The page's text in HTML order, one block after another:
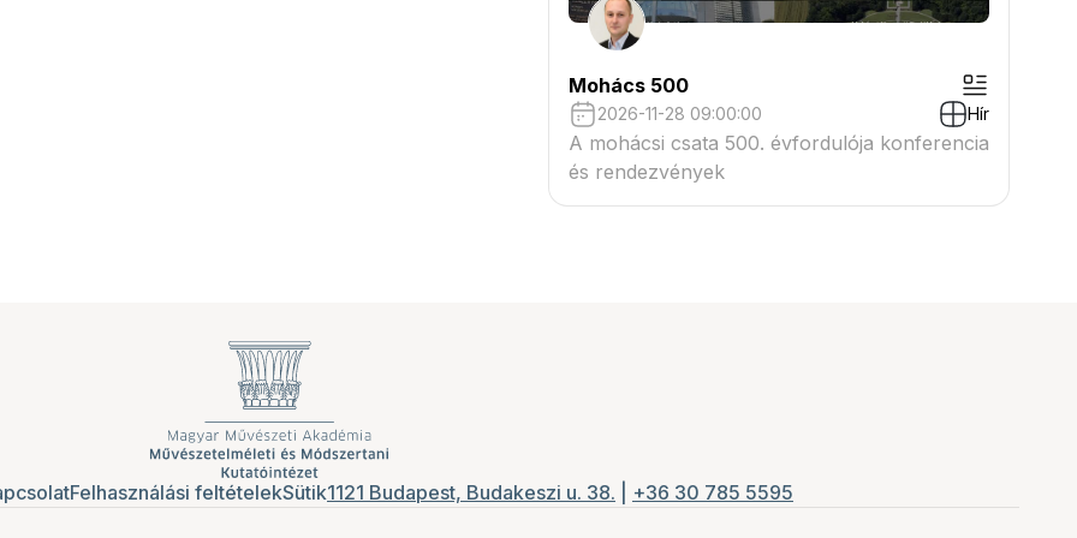
Mohács 500
2026-11-28 09:00:00 Hír
A mohácsi csata 500. évfordulója konferencia
és rendezvények
Felhasználási feltételekSütik1121 Budapest, Budakeszi u. 38. +36 30 785 5595